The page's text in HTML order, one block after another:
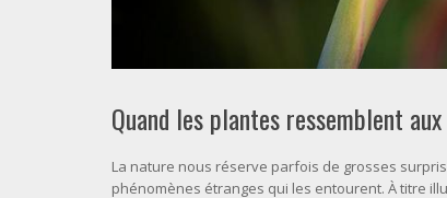
Quand les plantes ressemblent
La nature nous réserve parfois de grosses
phénomènes étranges qui les entourent. À titre